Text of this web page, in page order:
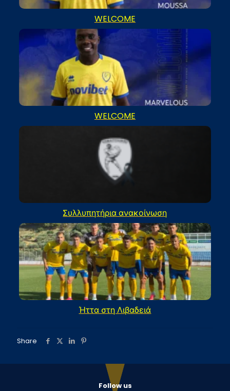
WELCOME
WELCOME
Συλλυπητήρια ανακοίνωση
Ήττα στη Λιβαδειά
Share
Follow us